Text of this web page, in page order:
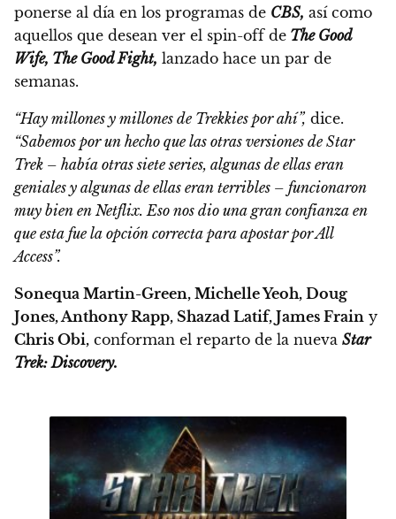
ponerse al día en los programas de CBS, así como
aquellos que desean ver el spin-off de The Good
Wife, The Good Fight, lanzado hace un par de
semanas.
“Hay millones y millones de Trekkies por ahí”, dice.
“Sabemos por un hecho que las otras versiones de Star
Trek – había otras siete series, algunas de ellas eran
geniales y algunas de ellas eran terribles – funcionaron
muy bien en Netflix. Eso nos dio una gran confianza en
que esta fue la opción correcta para apostar por All
Access”.
Sonequa Martin-Green, Michelle Yeoh, Doug
Jones, Anthony Rapp, Shazad Latif, James Frain y
Chris Obi, conforman el reparto de la nueva Star
Trek: Discovery.